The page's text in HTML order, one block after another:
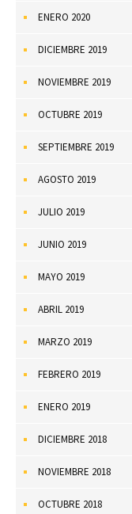
ENERO 2020
DICIEMBRE 2019
NOVIEMBRE 2019
OCTUBRE 2019
SEPTIEMBRE 2019
AGOSTO 2019
JULIO 2019
JUNIO 2019
MAYO 2019
ABRIL 2019
MARZO 2019
FEBRERO 2019
ENERO 2019
DICIEMBRE 2018
NOVIEMBRE 2018
OCTUBRE 2018